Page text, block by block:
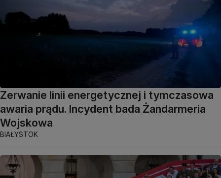
Zerwanie linii energetycznej i tymczasowa
awaria prądu. Incydent bada Żandarmeria
Wojskowa
BIAŁYSTOK